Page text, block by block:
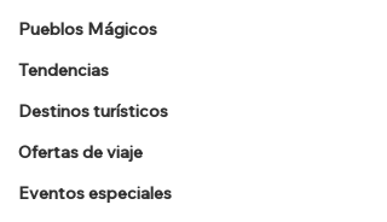
Pueblos Mágicos
Tendencias
Destinos turísticos
Ofertas de viaje
Eventos especiales